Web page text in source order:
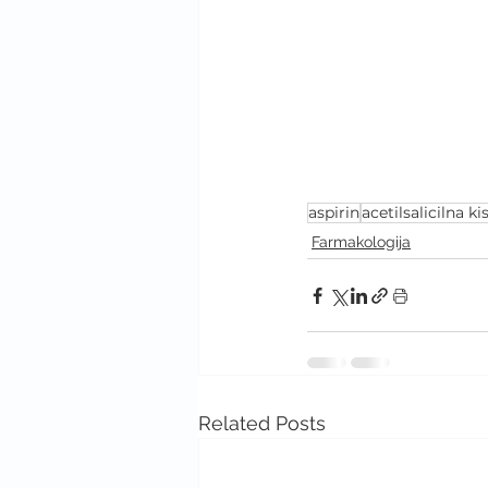
aspirinacetilsalicilna
Farmakologija
Related Posts